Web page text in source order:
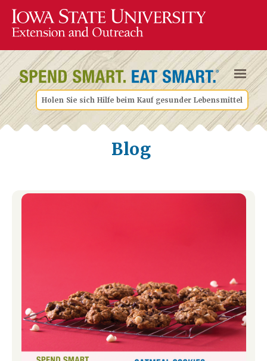
Holen Sie sich Hilfe beim Kauf gesunder Lebensmittel
Blog